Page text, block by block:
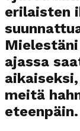
erilaisten
ajassa
meitä
eteenpäin.